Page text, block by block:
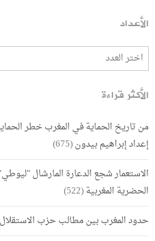
الأعداد
الأكثر قراءة
من تاريخ الحماية في المغرب خطر
إعداد إبراهيم بيدون(675)
الاستعمار شجع الدعارة المارشال
الحضرية المغربية(522)
حدود المغرب بين مطالب حزب